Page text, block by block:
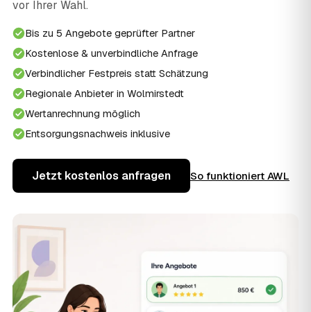
vor Ihrer Wahl.
Bis zu 5 Angebote geprüfter Partner
Kostenlose & unverbindliche Anfrage
Verbindlicher Festpreis statt Schätzung
Regionale Anbieter in Wolmirstedt
Wertanrechnung möglich
Entsorgungsnachweis inklusive
Jetzt kostenlos anfragen So funktioniert AWL